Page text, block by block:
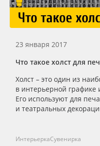
23 января 2017
Что такое холст для
Холст – это один из
в интерьерной
Его используют для
и театральных
ИнтерьеркаСувенирка